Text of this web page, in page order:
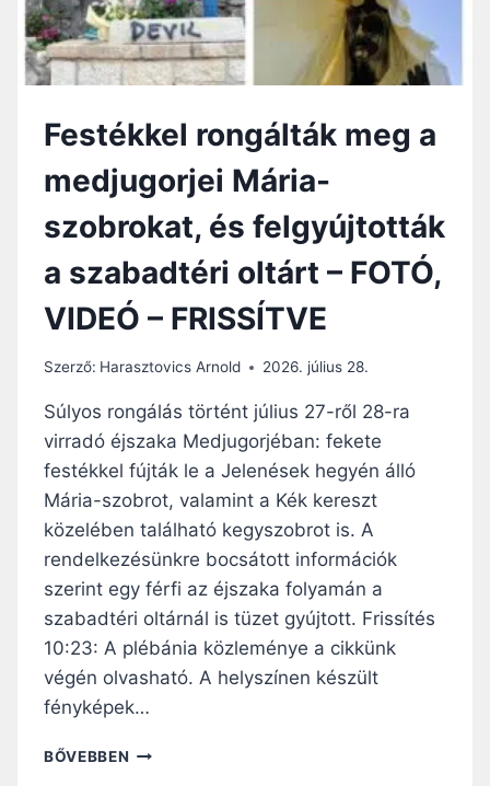
Á
S
A
P
S
N
S
Ő
R
I
E
B
V
T
É
A
E
J
U
G
J
E
I
A
N
D
Festékkel rongálták meg a
medjugorjei Mária-
szobrokat, és felgyújtották
a szabadtéri oltárt – FOTÓ,
VIDEÓ – FRISSÍTVE
Szerző: Harasztovics Arnold 2026. július 28.
Súlyos rongálás történt július 27-ről 28-ra
virradó éjszaka Medjugorjéban: fekete
festékkel fújták le a Jelenések hegyén álló
Mária-szobrot, valamint a Kék kereszt
közelében található kegyszobrot is. A
rendelkezésünkre bocsátott információk
szerint egy férfi az éjszaka folyamán a
szabadtéri oltárnál is tüzet gyújtott. Frissítés
10:23: A plébánia közleménye a cikkünk
végén olvasható. A helyszínen készült
fényképek…
BŐVEBBEN F